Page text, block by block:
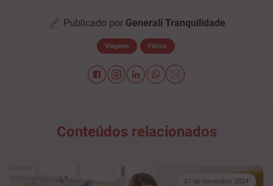
Publicado por Generali Tranquilidade
Viagens Férias
Conteúdos relacionados
07 de novembro 2024